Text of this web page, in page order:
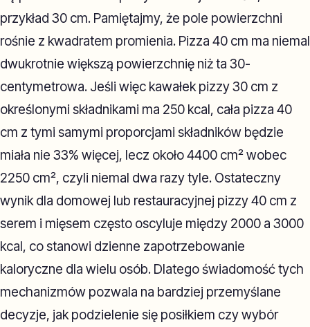
przykład 30 cm. Pamiętajmy, że pole powierzchni
rośnie z kwadratem promienia. Pizza 40 cm ma niemal
dwukrotnie większą powierzchnię niż ta 30-
centymetrowa. Jeśli więc kawałek pizzy 30 cm z
określonymi składnikami ma 250 kcal, cała pizza 40
cm z tymi samymi proporcjami składników będzie
miała nie 33% więcej, lecz około 4400 cm² wobec
2250 cm², czyli niemal dwa razy tyle. Ostateczny
wynik dla domowej lub restauracyjnej pizzy 40 cm z
serem i mięsem często oscyluje między 2000 a 3000
kcal, co stanowi dzienne zapotrzebowanie
kaloryczne dla wielu osób. Dlatego świadomość tych
mechanizmów pozwala na bardziej przemyślane
decyzje, jak podzielenie się posiłkiem czy wybór